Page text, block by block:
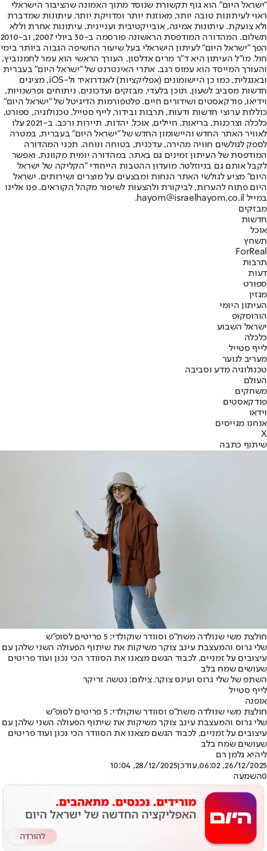
"ישראל היום" הוא גוף תקשורת שנוסד מתוך האמונה שהציבור הישראלי
ראוי לעיתונות טובה יותר, מאוזנת יותר ומדויקת יותר. עיתונות שמדברת
ולא צועקת. עיתונות אמינה, אובייקטיבית ועניינית. עיתונות אחרת וללא
תשלום. המהדורה המודפסת הראשונה פורסמה ב-30 ביולי 2007, וב-2010
הפך "ישראל היום" לעיתון הישראלי בעל שיעור החשיפה הגבוה ביותר בימי
חול. מו"ל העיתון היא ד"ר מרים אדלסון. העורך הראשי הוא עמר לחמנוביץ,
והעורך המייסד הוא עמוס רגב. אתרי האינטרנט של "ישראל היום" בעברית
ובאנגלית, כמו כן היישומונים (אפליקציות) לאנדרואיד ול-iOS, מציגים
חדשות מסביב לשעון, תוכן בלעדי, מבזקים ועדכונים, ניתוחים ופרשנויות,
וידיאו, פודקאסטים ושידורים חיים. פלטפורמות הדיגיטל של "ישראל היום"
כוללות ערוצי חדשות ודעות, תרבות ובידור, לייף סטייל, טכנולוגיה, ספורט,
כלכלה וצרכנות, בריאות, חיילים, אוכל, יהדות, תיירות ורכב. ב-2021 עלו
לאוויר האתר החדש והיישומון החדש של "ישראל היום" בעברית, במטרה
לספק לגולשים חוויה מהירה, עדכנית, בטוחה ונוחה. תכני המהדורה
המודפסת של העיתון זמינים גם באתר, במהדורה יומית מקוונת, ואפשר
לקבל אותם גם בניוזלטר. מועדון ההטבות הייחודי "הקליקה של ישראל
היום" מציע לגולשי האתר הנחות ומבצעים על מוצרים ושירותים. ישראל
היום פתוח להערות, לביקורת ולהצעות לשיפור מקהל הקוראים. פנו אלינו
במייל hayom@israelhayom.co.il.
מבזקים
חדשות
אוכל
תשחץ
ForReal
תרבות
דעות
ספורט
מגזין
העיתון היומי
הורוסקופ
ישראל השבוע
כלכלה
לייף סטייל
מעריב לנוער
טכנולוגיה מדע וסביבה
העולם
משחקים
פודקאסטים
וידאו
אנחנו מגייסים
X
שיתוף כתבה
חולצת משי שנולדה משת"פ וסוודר שוקולדי: 5 פריטים לסופ"ש
שלי גרוס והמעצבת עינב צוקר משיקות את שיתוף הפעולה השני שלהן עם
עיצובים על זמניים, לכבוד הגשם מצאנו את הסוודר הכי נכון ועוד פריטים
שעושים שמח בלב
השתפ של שלי גרוס ועינס צוקר. צילום: נטשה זריקר
לייף סטייל
אופנה
חולצת משי שנולדה משת"פ וסוודר שוקולדי: 5 פריטים לסופ"ש
שלי גרוס והמעצבת עינב צוקר משיקות את שיתוף הפעולה השני שלהן עם
עיצובים על זמניים, לכבוד הגשם מצאנו את הסוודר הכי נכון ועוד פריטים
שעושים שמח בלב
ליהיא גלמן רם
26/12/2025, 06:02
,עודכן28/12/2025, 10:04
0השמעה